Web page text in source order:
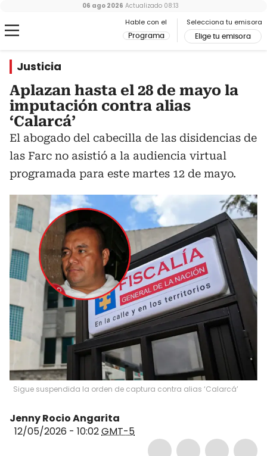
Hable con el
Programa
Selecciona tu emisora
Elige tu emisora
06 ago 2026 Actualizado 08:13
Justicia
Aplazan hasta el 28 de mayo la
imputación contra alias
‘Calarcá’
El abogado del cabecilla de las disidencias de
las Farc no asistió a la audiencia virtual
programada para este martes 12 de mayo.
Sigue suspendida la orden de captura contra alias ‘Calarcá’
Jenny Rocio Angarita
12/05/2026 - 10:02GMT-5